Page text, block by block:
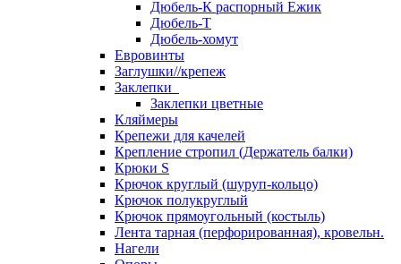
Дюбель-К распорный Ежик
Дюбель-Т
Дюбель-хомут
Евровинты
Заглушки//крепеж
Заклепки
Заклепки цветные
Кляймеры
Крепежи для качелей
Крепление стропил (Держатель балки)
Крюки S
Крючок круглый (шуруп-кольцо)
Крючок полукруглый
Крючок прямоугольный (костыль)
Лента тарная (перфорированная), кровельн.
Нагели